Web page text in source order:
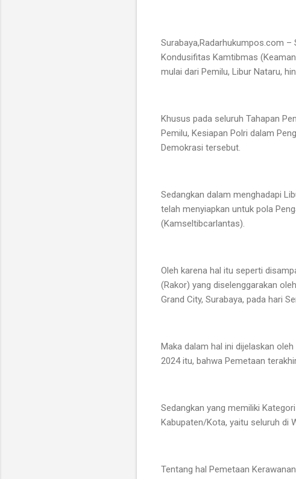
Surabaya,Radarhukumpos.com
Kondusifitas Kamtibmas
mulai dari Pemilu, Libur Nataru,
Khusus pada seluruh Tahapan
Pemilu, Kesiapan Polri dalam
Demokrasi tersebut.
Sedangkan dalam menghadapi
telah menyiapkan untuk pola
(Kamseltibcarlantas).
Oleh karena hal itu seperti
(Rakor) yang diselenggarakan
Grand City, Surabaya, pada hari
Maka dalam hal ini dijelaskan
2024 itu, bahwa Pemetaan
Sedangkan yang memiliki
Kabupaten/Kota, yaitu seluruh di
Tentang hal Pemetaan